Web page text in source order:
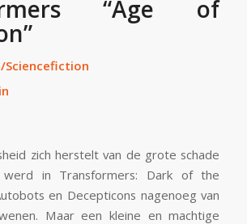
“Age of
Sciencefiction
zich herstelt van de grote schade
werd in Transformers: Dark of the
en Decepticons nagenoeg van
Maar een kleine en machtige